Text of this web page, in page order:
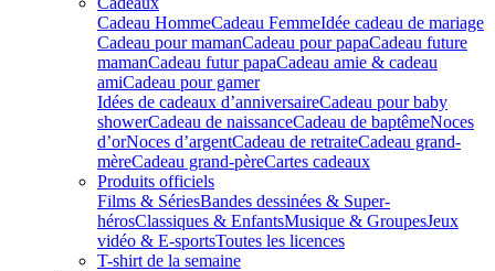
Cadeau HommeCadeau FemmeIdée cadeau de mariage​
Cadeau pour mamanCadeau pour papaCadeau future
mamanCadeau futur papaCadeau amie & cadeau
amiCadeau pour gamer
Idées de cadeaux d’anniversaireCadeau pour baby
showerCadeau de naissanceCadeau de baptêmeNoces
d’orNoces d’argentCadeau de retraiteCadeau grand-
mèreCadeau grand-pèreCartes cadeaux
Produits officiels
Films & SériesBandes dessinées & Super-
hérosClassiques & EnfantsMusique & GroupesJeux
vidéo & E-sportsToutes les licences
T-shirt de la semaine